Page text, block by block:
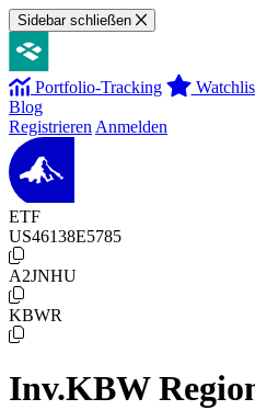
Sidebar schließen
Portfolio-Tracking
Blog
Registrieren Anmelden
ETF
US46138E5785
A2JNHU
KBWR
Inv.KBW